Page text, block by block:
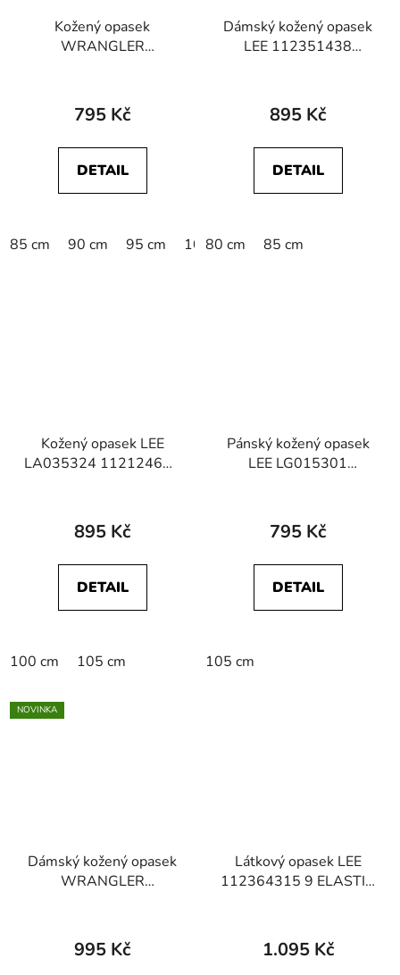
Kožený opasek
WRANGLER
LOOP BELT Cognac
795 Kč
DETAIL
85 cm 90 cm 95 cm 100 cm 105 cm
Dámský kožený opasek
LEE 112351438
895 Kč
DETAIL
80 cm 85 cm
Kožený opasek LEE
LA035324 112124607
895 Kč
DETAIL
100 cm 105 cm
Pánský kožený opasek
LEE LG015301
795 Kč
DETAIL
105 cm
NOVINKA
Dámský kožený opasek
WRANGLER
995 Kč
Látkový opasek LEE
112364315 9 ELASTIC
1.095 Kč